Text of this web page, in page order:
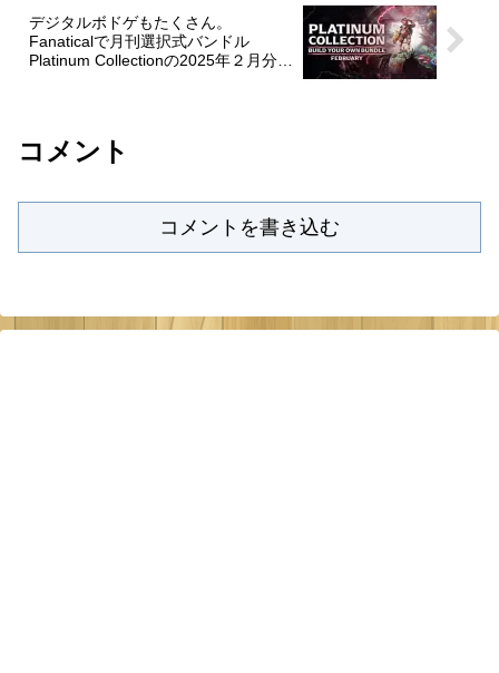
デジタルボドゲもたくさん。
Fanaticalで月刊選択式バンドル
Platinum Collectionの2025年２月分販
コメント
コメントを書き込む